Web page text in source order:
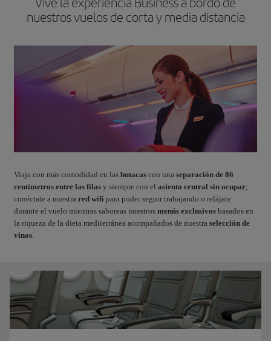
nuestros vuelos de corta y media distancia
Viaja con más comodidad en las butacas con una separación de 86
centímetros entre las filas y siempre con el asiento central sin ocupar;
conéctate a nuestra red wifi para poder seguir trabajando o relájate
durante el vuelo mientras saboreas nuestros menús exclusivos basados en
la riqueza de la dieta mediterránea acompañados de nuestra selección de
vinos.